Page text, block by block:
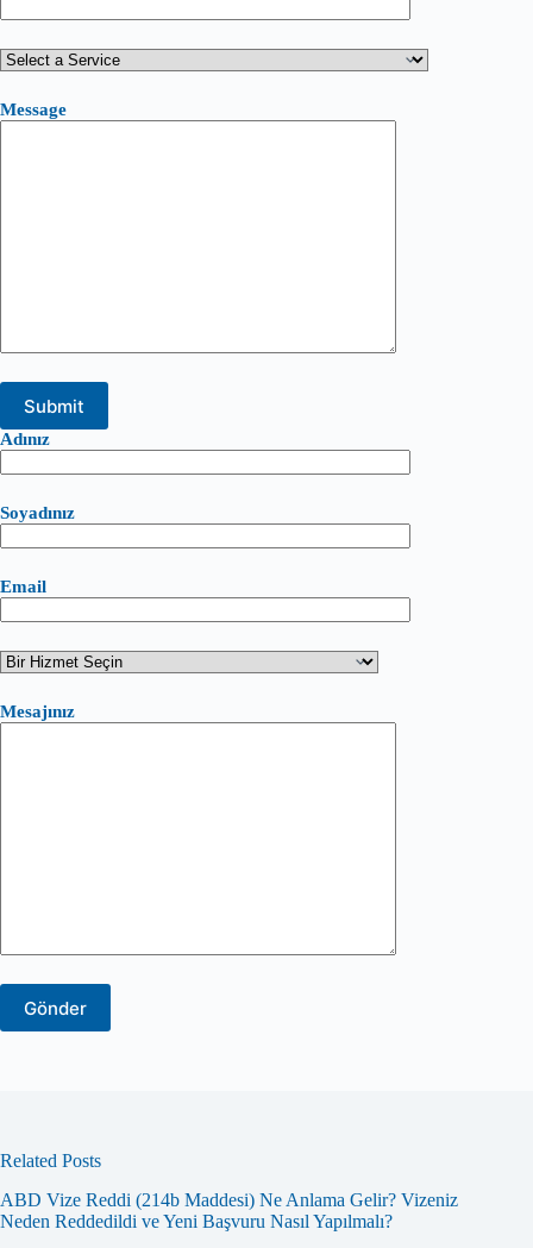
Message
Adınız
Soyadınız
Email
Mesajınız
Related Posts
ABD Vize Reddi (214b Maddesi) Ne Anlama Gelir? Vizeniz
Neden Reddedildi ve Yeni Başvuru Nasıl Yapılmalı?